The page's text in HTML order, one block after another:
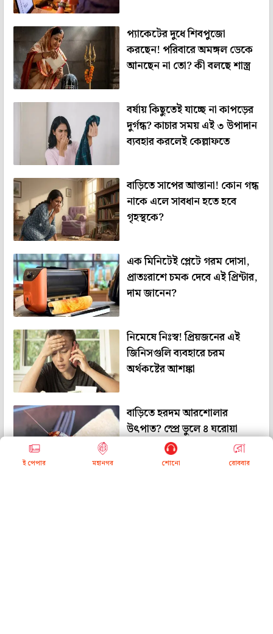
প্যাকেটের দুধে শিবপুজো
করছেন! পরিবারে অমঙ্গল ডেকে
আনছেন না তো? কী বলছে শাস্ত্র
বর্ষায় কিছুতেই যাচ্ছে না কাপড়ের
দুর্গন্ধ? কাচার সময় এই ৩ উপাদান
ব্যবহার করলেই কেল্লাফতে
বাড়িতে সাপের আস্তানা! কোন গন্ধ
নাকে এলে সাবধান হতে হবে
গৃহস্থকে?
এক মিনিটেই প্লেটে গরম দোসা,
প্রাতঃরাশে চমক দেবে এই প্রিন্টার,
দাম জানেন?
নিমেষে নিঃস্ব! প্রিয়জনের এই
জিনিসগুলি ব্যবহারে চরম
অর্থকষ্টের আশঙ্কা
বাড়িতে হরদম আরশোলার
উৎপাত? স্প্রে ভুলে ৪ ঘরোয়া
উপাদানেই হোক সাফাই অভিযান!
ই পেপার মহানগর শোনো রোববার